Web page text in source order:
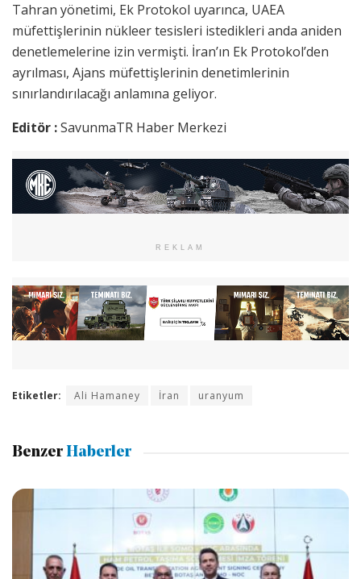
Tahran yönetimi, Ek Protokol uyarınca, UAEA
müfettişlerinin nükleer tesisleri istedikleri anda aniden
denetlemelerine izin vermişti. İran’ın Ek Protokol’den
ayrılması, Ajans müfettişlerinin denetimlerinin
sınırlandırılacağı anlamına geliyor.
Editör :SavunmaTR Haber Merkezi
REKLAM
Etiketler: Ali Hamaney İran uranyum
Benzer Haberler